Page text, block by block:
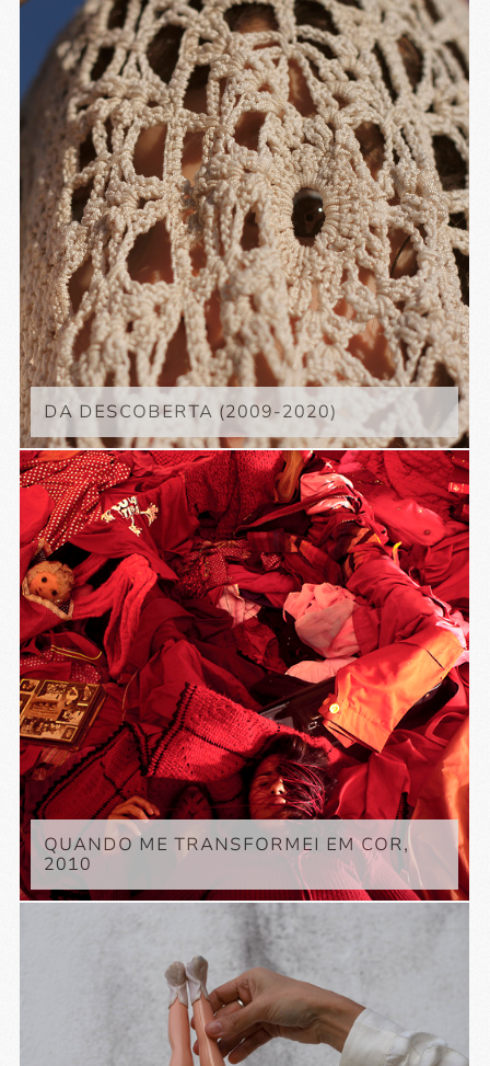
DA DESCOBERTA (2009-2020)
QUANDO ME TRANSFORMEI EM COR,
2010